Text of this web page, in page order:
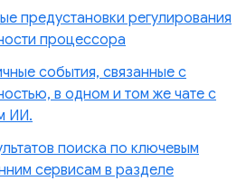
предустановки регулирования
процессора
события, связанные с
в одном и том же чате с
ИИ.
поиска по ключевым
сервисам в разделе